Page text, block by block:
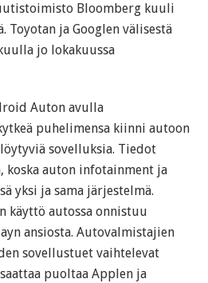
Bloomberg kuuli
Toyotan ja Googlen välisestä
jo lokakuussa
Auton avulla
puhelimensa kiinni autoon
sovelluksia. Tiedot
koska auton infotainment ja
yksi ja sama järjestelmä.
käyttö autossa onnistuu
ansiosta. Autovalmistajien
sovellustuet vaihtelevat
puoltaa Applen ja